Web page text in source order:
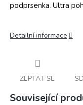
podprsenka. Ultra
Detailní informace
ZEPTAT SE
Související